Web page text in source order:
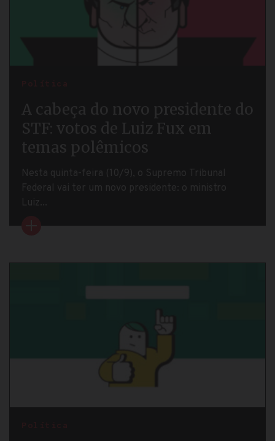
A cabeça do novo presidente do
STF: votos de Luiz Fux em
temas polêmicos
Nesta quinta-feira (10/9), o Supremo Tribunal
Federal vai ter um novo presidente: o ministro
Luiz...